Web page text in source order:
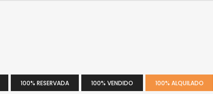
100% RESERVADA 100% VENDIDO 100% ALQUILADO